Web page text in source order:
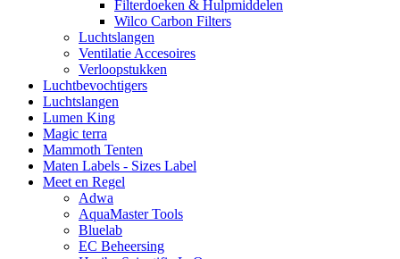
Filterdoeken & Hulpmiddelen
Wilco Carbon Filters
Luchtslangen
Ventilatie Accesoires
Verloopstukken
Luchtbevochtigers
Luchtslangen
Lumen King
Magic terra
Mammoth Tenten
Maten Labels - Sizes Label
Meet en Regel
Adwa
AquaMaster Tools
Bluelab
EC Beheersing